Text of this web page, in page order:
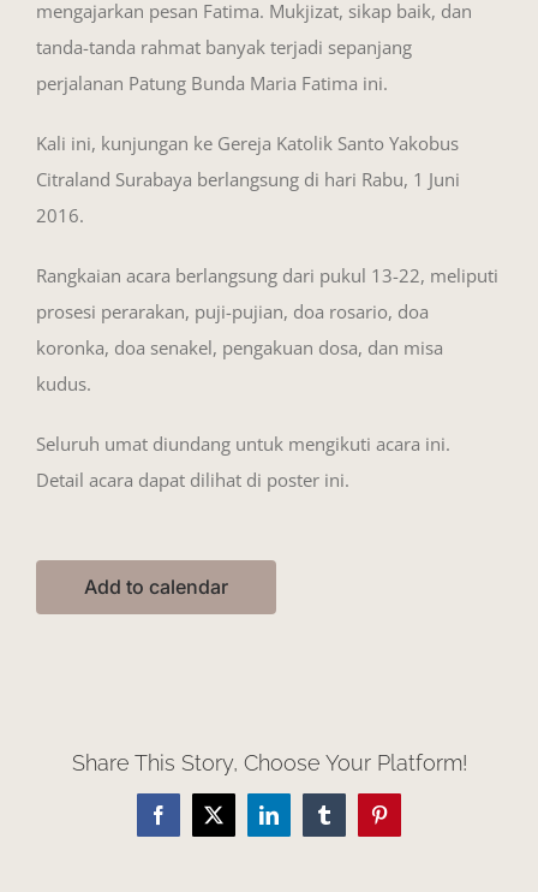
mengajarkan pesan Fatima. Mukjizat, sikap baik, dan
tanda-tanda rahmat banyak terjadi sepanjang
perjalanan Patung Bunda Maria Fatima ini.
Kali ini, kunjungan ke Gereja Katolik Santo Yakobus
Citraland Surabaya berlangsung di hari Rabu, 1 Juni
2016.
Rangkaian acara berlangsung dari pukul 13-22, meliputi
prosesi perarakan, puji-pujian, doa rosario, doa
koronka, doa senakel, pengakuan dosa, dan misa
kudus.
Seluruh umat diundang untuk mengikuti acara ini.
Detail acara dapat dilihat di poster ini.
Add to calendar
Share This Story, Choose Your Platform!
Facebook
X LinkedInTumblrPinterest